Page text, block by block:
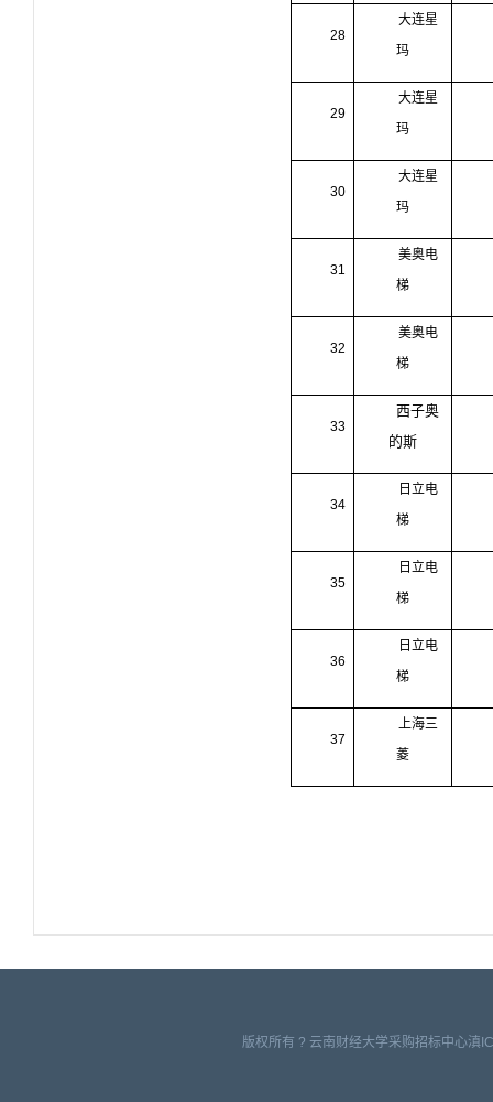
28
大连星
玛
29
大连星
玛
30
大连星
玛
31
美奥电
梯
32
美奥电
梯
33
西子奥
的斯
34
日立电
梯
35
日立电
梯
36
日立电
梯
37
上海三
菱
版权所有 ? 云南财经大学采购招标中心滇